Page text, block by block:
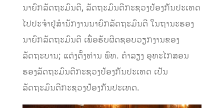
ນາຍົກລັດຖະມົນຕີ, ລັດຖະມົນຕີກະຊວງປ້ອງກັນປະເທດ
ໄປປະຈຳຢູ່ສຳນັກງານນາຍົກລັດຖະມົນຕີ ໃນຖານະຮອງ
ນາຍົກລັດຖະມົນຕີ ເພື່ອຮັບຜິດຊອບວຽກງານຂອງ
ລັດຖະບານ; ແຕ່ງຕັ້ງທ່ານ ພົທ. ຄຳລຽງ ອຸທະໄກສອນ
ຮອງລັດຖະມົນຕີກະຊວງປ້ອງກັນປະເທດ ເປັນ
ລັດຖະມົນຕີກະຊວງປ້ອງກັນປະເທດ.